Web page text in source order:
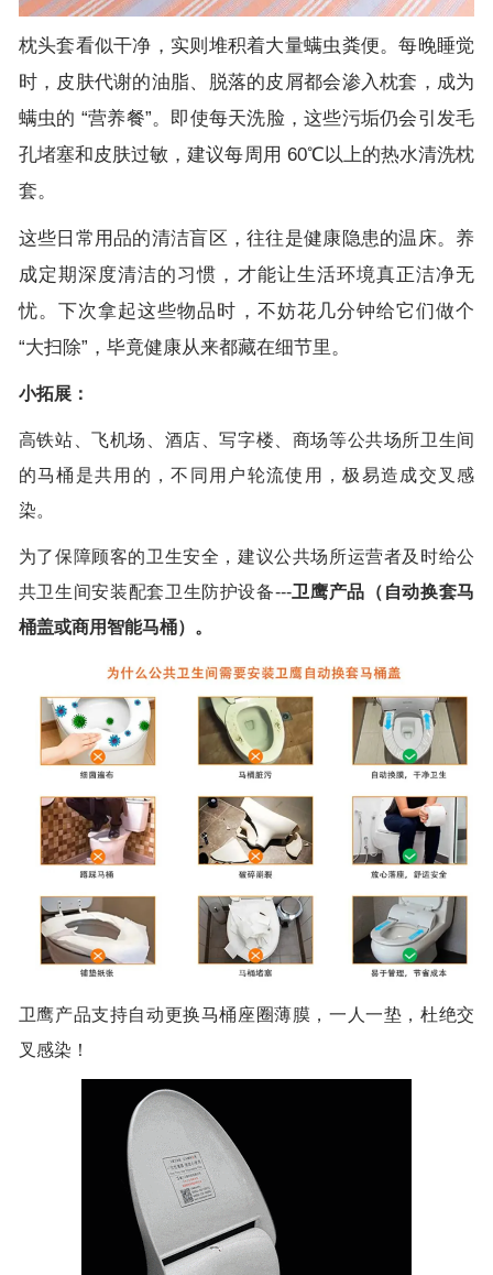
枕头套看似干净，实则堆积着大量螨虫粪便。每晚睡觉
时，皮肤代谢的油脂、脱落的皮屑都会渗入枕套，成为
螨虫的 “营养餐”。即使每天洗脸，这些污垢仍会引发毛
孔堵塞和皮肤过敏，建议每周用 60℃以上的热水清洗枕
套。
这些日常用品的清洁盲区，往往是健康隐患的温床。养
成定期深度清洁的习惯，才能让生活环境真正洁净无
忧。下次拿起这些物品时，不妨花几分钟给它们做个
“大扫除”，毕竟健康从来都藏在细节里。
小拓展：
高铁站、飞机场、酒店、写字楼、商场等公共场所卫生间
的马桶是共用的，不同用户轮流使用，极易造成交叉感
染。
为了保障顾客的卫生安全，建议公共场所运营者及时给公
共卫生间安装配套卫生防护设备---卫鹰产品（ 自动换套马
桶盖或商用智能马桶）。
卫鹰产品支持自动更换马桶座圈薄膜，一人一垫，杜绝交
叉感染！